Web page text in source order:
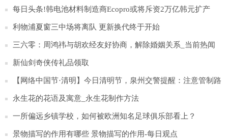
每日头条!韩电池材料制造商Ecopro或将斥资2万亿韩元扩产
利物浦夏窗三中场将离队 更新换代终于开始
三六零：周鸿祎与胡欢经友好协商，解除婚姻关系_当前热闻
新仙剑奇侠传礼品领取
【网络中国节·清明】今日清明节，泉州交警提醒：注意管制路
段 错峰祭扫避拥堵
永生花的花语及寓意_永生花制作方法
一所偏远乡镇学校，如何被欧洲知名足球俱乐部看上？
景物描写的作用有哪些 景物描写的作用-每日观点